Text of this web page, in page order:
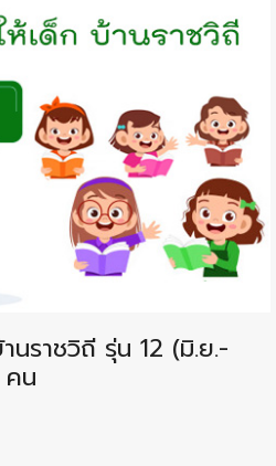
นราชวิถี รุ่น 12 (มิ.ย.-
คน